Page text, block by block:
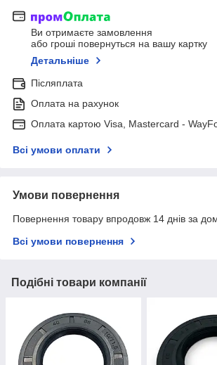
Ви отримаєте замовлення
або гроші повернуться на вашу картку
Детальніше
Післяплата
Оплата на рахунок
Оплата картою Visa, Mastercard -
Всі умови оплати
Умови повернення
Повернення товару впродовж 14 днів за
Всі умови повернення
Подібні товари компанії